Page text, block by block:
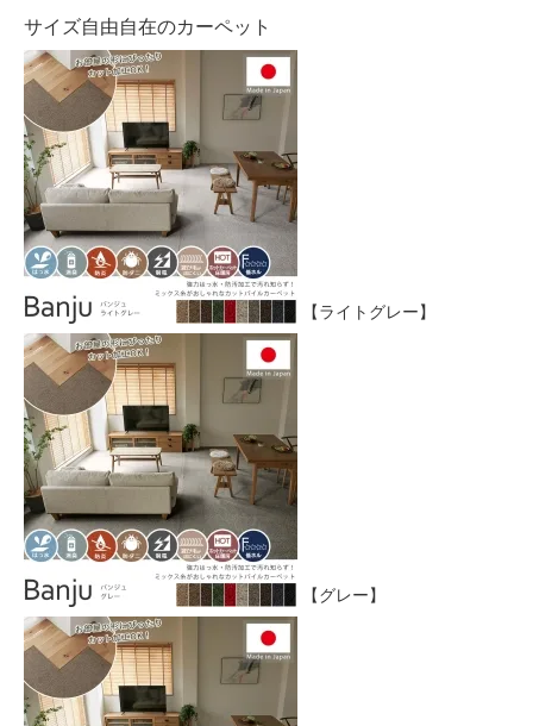
サイズ自由自在のカーペット
【ライトグレー】
【グレー】